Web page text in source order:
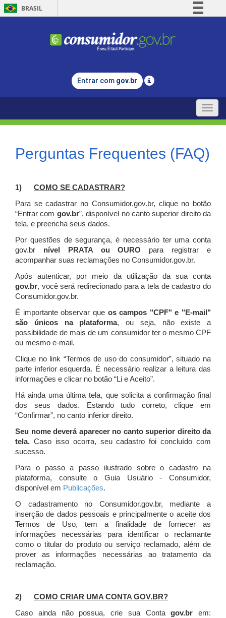
BRASIL
Comunica BR
Legislação
Entrar com gov.br
Toggle
Perguntas Frequentes (FAQ)
1) COMO SE CADASTRAR?
Para se cadastrar no Consumidor.gov.br, clique no botão
“Entrar com gov.br”, disponível no canto superior direito da
tela, e preencha seus dados.
Por questões de segurança, é necessário ter uma conta
gov.br nível PRATA ou OURO para registrar e
acompanhar suas reclamações no Consumidor.gov.br.
Após autenticar, por meio da utilização da sua conta
gov.br, você será redirecionado para a tela de cadastro do
Consumidor.gov.br.
É importante observar que os campos "CPF" e "E-mail"
são únicos na plataforma, ou seja, não existe a
possibilidade de mais de um consumidor ter o mesmo CPF
ou mesmo e-mail.
Clique no link “Termos de uso do consumidor”, situado na
parte inferior esquerda. É necessário realizar a leitura das
informações e clicar no botão “Li e Aceito”.
Há ainda uma última tela, que solicita a confirmação final
dos seus dados. Estando tudo correto, clique em
“Confirmar”, no canto inferior direito.
Seu nome deverá aparecer no canto superior direito da
tela. Caso isso ocorra, seu cadastro foi concluído com
sucesso.
Para o passo a passo ilustrado sobre o cadastro na
plataforma, consulte o Guia Usuário - Consumidor,
disponível em Publicações.
O cadastramento no Consumidor.gov.br, mediante a
inserção de dados pessoais e principalmente o aceite dos
Termos de Uso, tem a finalidade de fornecer as
informações necessárias para identificar o reclamante
como o titular do produto ou serviço reclamado, além de
prover as informações necessárias ao tratamento da
reclamação.
2) COMO CRIAR UMA CONTA GOV.BR?
Caso ainda não possua, crie sua Contagov.br em: